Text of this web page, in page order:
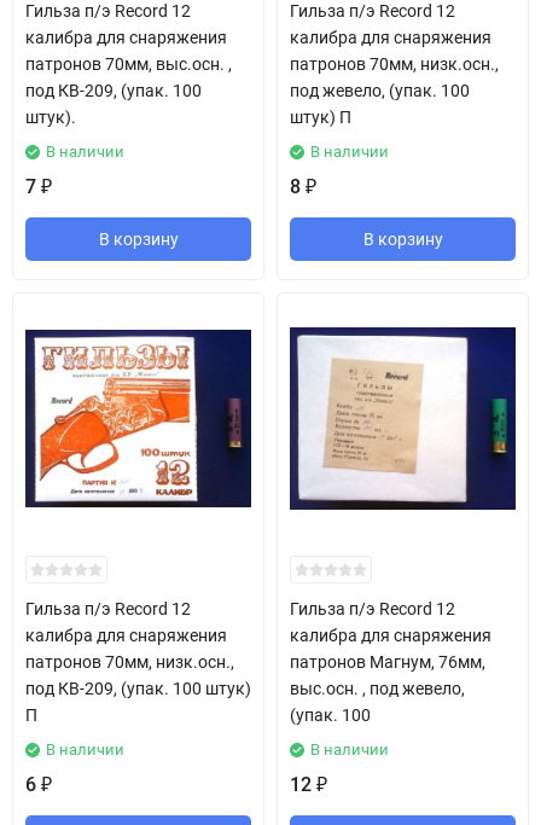
Гильза п/э Record 12
калибра для снаряжения
патронов 70мм, выс.осн. ,
под КВ-209, (упак. 100
штук).
В наличии
7 ₽
В корзину
Гильза п/э Record 12
калибра для снаряжения
патронов 70мм, низк.осн.,
под жевело, (упак. 100
штук) П
В наличии
8 ₽
В корзину
Гильза п/э Record 12
калибра для снаряжения
патронов 70мм, низк.осн.,
под КВ-209, (упак. 100 штук)
П
В наличии
6 ₽
Гильза п/э Record 12
калибра для снаряжения
патронов Магнум, 76мм,
выс.осн. , под жевело,
(упак. 100
В наличии
12 ₽